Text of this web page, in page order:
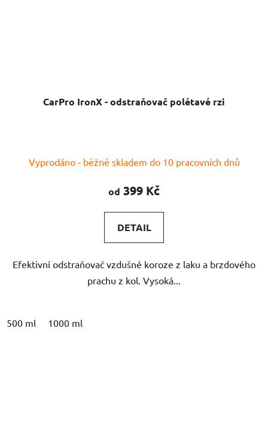
CarPro IronX - odstraňovač polétavé rzi
hodnocení
produktu
4,3
z
hvězdiček.
Vyprodáno - běžně skladem do 10 pracovních dnů
od 399 Kč
DETAIL
Efektivní odstraňovač vzdušné koroze z laku a brzdového
prachu z kol. Vysoká...
500 ml 1000 ml